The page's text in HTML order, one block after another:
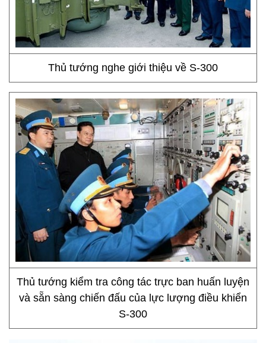
Thủ tướng nghe giới thiệu về S-300
Thủ tướng kiểm tra công tác trực ban huấn luyện
và sẵn sàng chiến đấu của lực lượng điều khiển
S-300